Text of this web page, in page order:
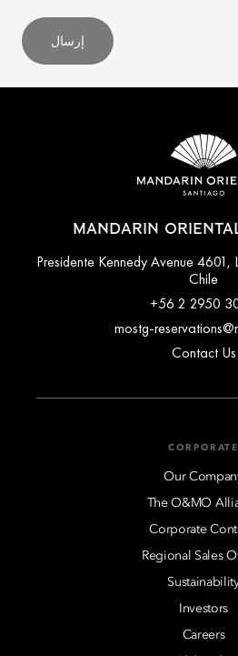
إرسال
MANDARIN
Presidente Kennedy Avenue
Chile
+56 2 2950
mostg-
Contact Us
CORPORATE
Our
The O&MO
Corporate
Regional Sales
Investors
Careers